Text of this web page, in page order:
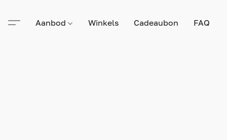
Aanbod Winkels Cadeaubon FAQ